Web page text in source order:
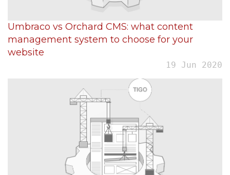
Umbraco vs Orchard CMS: what content
management system to choose for your
website
19 Jun 2020